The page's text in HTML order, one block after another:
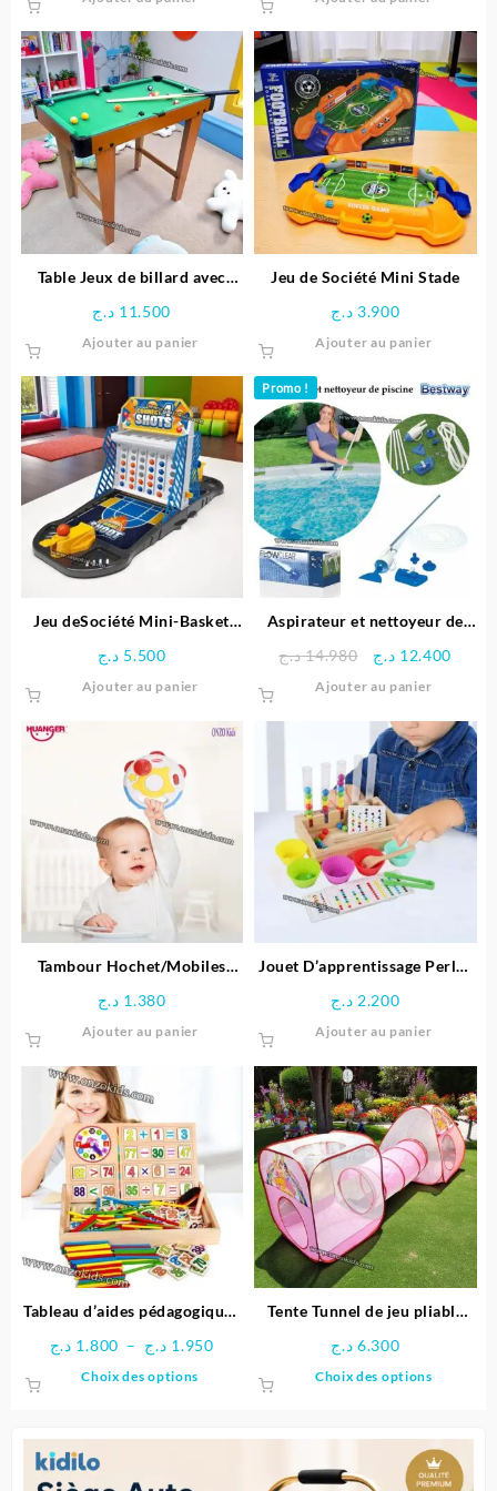
Table Jeux de billard avec
11.500 د.ج
Ajouter au panier
Jeu de Société Mini Stade
3.900 د.ج
Ajouter au panier
Jeu deSociété Mini-Basket
5.500 د.ج
Ajouter au panier
Promo !
Aspirateur et nettoyeur de
14.980 د.ج
Le
était :
14.980 د.ج.
12.400 د.ج
est :
Ajouter au panier
Tambour Hochet/Mobiles
1.380 د.ج
Ajouter au panier
Jouet D’apprentissage Perles
2.200 د.ج
Ajouter au panier
Tableau d’aides pédagogiques
1.800 د.ج – 1.950 د.ج
Plage
à
Choix des options
plusieurs
Tente Tunnel de jeu pliable
6.300 د.ج
Choix des options